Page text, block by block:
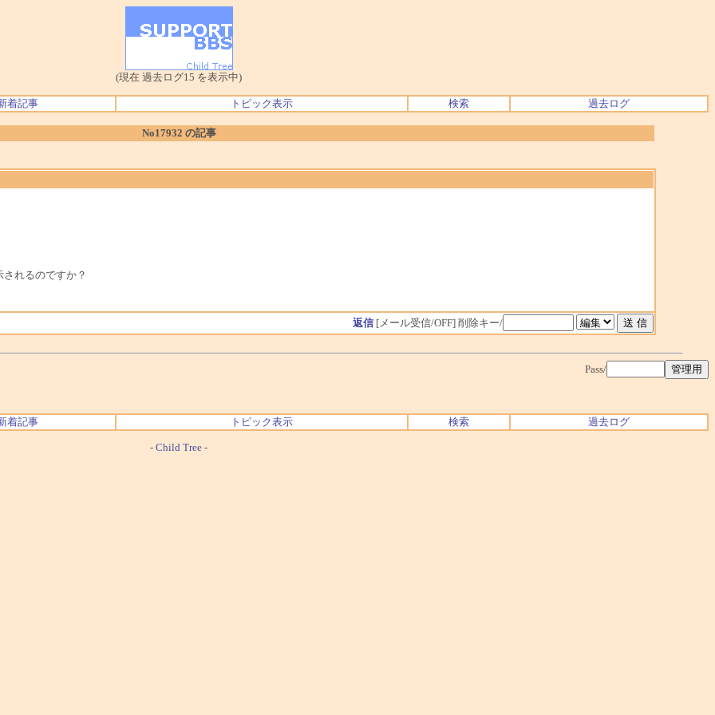
(現在 過去ログ15 を表示中)
着記事 トピック表示 検索 過去ログ
No17932 の記事
れるのですか？
返信[メール受信/OFF] 削除キー/
Pass/
着記事 トピック表示 検索 過去ログ
- Child Tree -